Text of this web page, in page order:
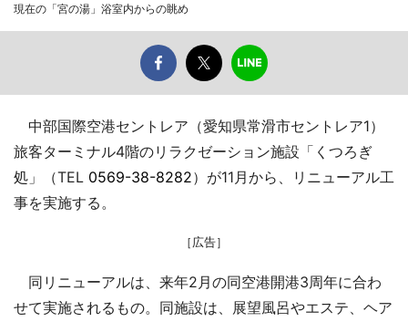
現在の「宮の湯」浴室内からの眺め
中部国際空港セントレア（愛知県常滑市セントレア1）
旅客ターミナル4階のリラクゼーション施設「くつろぎ
処」（TEL 0569-38-8282）が11月から、リニューアル工
事を実施する。
［広告］
同リニューアルは、来年2月の同空港開港3周年に合わ
せて実施されるもの。同施設は、展望風呂やエステ、ヘア